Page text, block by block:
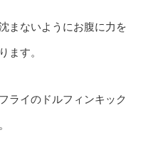
まないようにお腹に力を
ます。
ライのドルフィンキック